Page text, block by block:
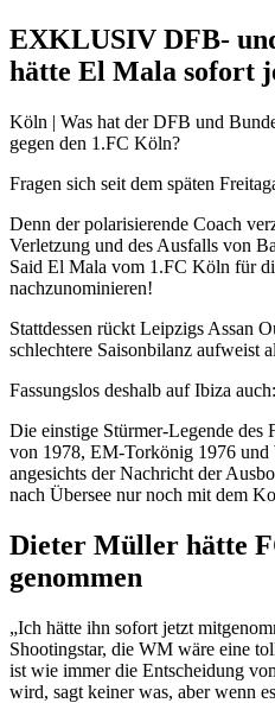
EXKLUSIV DFB-
hätte El Mala sofort
Köln | Was hat der DFB und
gegen den 1.FC Köln?
Fragen sich seit dem späten
Denn der polarisierende Coach
Verletzung und des Ausfalls von
Said El Mala vom 1.FC Köln für
nachzunominieren!
Stattdessen rückt Leipzigs Assan
schlechtere Saisonbilanz aufweist
Fassungslos deshalb auf Ibiza
Die einstige Stürmer-Legende des
von 1978, EM-Torkönig 1976 und
angesichts der Nachricht der
nach Übersee nur noch mit dem
Dieter Müller hätte
genommen
„Ich hätte ihn sofort jetzt
Shootingstar, die WM wäre eine
ist wie immer die Entscheidung
wird, sagt keiner was, aber wenn